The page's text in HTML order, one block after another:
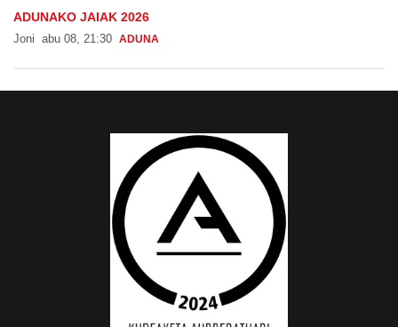
ADUNAKO JAIAK 2026
Joni abu 08, 21:30 ADUNA